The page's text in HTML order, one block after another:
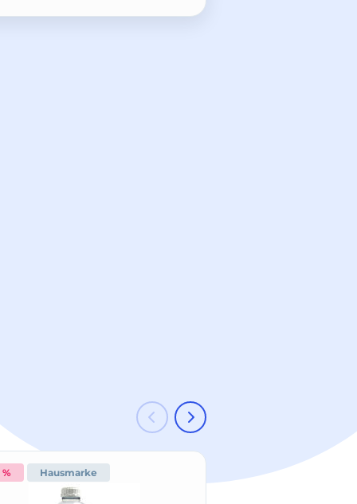
% Hausmarke -33 %